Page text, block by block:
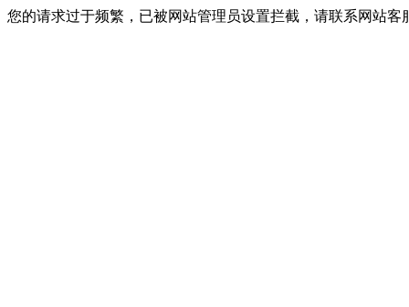
您的请求过于频繁，已被网站管理员设置拦截，请联系网站客